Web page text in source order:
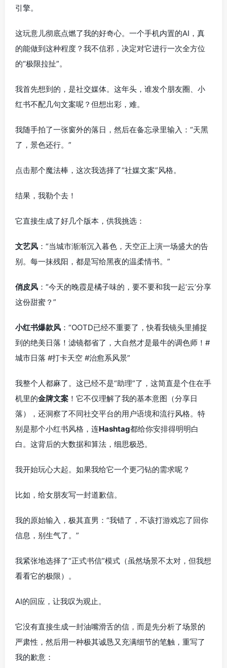
引擎。
这玩意儿彻底点燃了我的好奇心。一个手机内置的AI，真
的能做到这种程度？我不信邪，决定对它进行一次全方位
的“极限拉扯”。
我首先想到的，是社交媒体。这年头，谁发个朋友圈、小
红书不配几句文案呢？但想出彩，难。
我随手拍了一张窗外的落日，然后在备忘录里输入：“天黑
了，景色还行。”
点击那个魔法棒，这次我选择了“社媒文案”风格。
结果，我勒个去！
它直接生成了好几个版本，供我挑选：
文艺风 ：“当城市渐渐沉入暮色，天空正上演一场盛大的告
别。每一抹残阳，都是写给黑夜的温柔情书。”
俏皮风 ：“今天的晚霞是橘子味的，要不要和我一起‘云’分享
这份甜蜜？”
小红书爆款风 ：“OOTD已经不重要了，快看我镜头里捕捉
到的绝美日落！滤镜都省了，大自然才是最牛的调色师！#
城市日落 #打卡天空 #治愈系风景”
我整个人都麻了。这已经不是“助理”了，这简直是个住在手
机里的金牌文案 ！它不仅理解了我的基本意图（分享日
落），还洞察了不同社交平台的用户语境和流行风格。特
别是那个小红书风格，连Hashtag都给你安排得明明白
白。这背后的大数据和算法，细思极恐。
我开始玩心大起。如果我给它一个更刁钻的需求呢？
比如，给女朋友写一封道歉信。
我的原始输入，极其直男：“我错了，不该打游戏忘了回你
信息，别生气了。”
我紧张地选择了“正式书信”模式（虽然场景不太对，但我想
看看它的极限）。
AI的回应，让我叹为观止。
它没有直接生成一封油嘴滑舌的信，而是先分析了场景的
严肃性，然后用一种极其诚恳又充满细节的笔触，重写了
我的歉意：